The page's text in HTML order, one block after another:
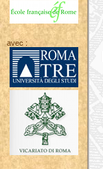
avec :